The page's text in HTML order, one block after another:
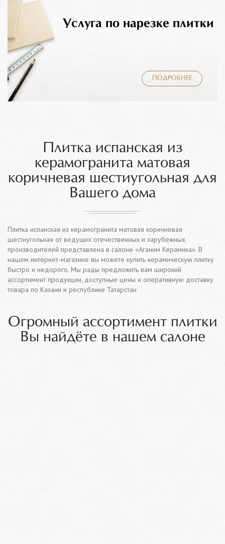
Услуга по нарезке плитки
ПОДРОБНЕЕ
Плитка испанская из
керамогранита матовая
коричневая шестиугольная для
Вашего дома
Плитка испанская из керамогранита матовая коричневая
шестиугольная от ведущих отечественных и зарубежных
производителей представлена в салоне «Аганим Керамика». В
нашем интернет-магазине вы можете купить керамическую плитку
быстро и недорого. Мы рады предложить вам широкий
ассортимент продукции, доступные цены и оперативную доставку
товара по Казани и республике Татарстан
Огромный ассортимент плитки
Вы найдёте в нашем салоне